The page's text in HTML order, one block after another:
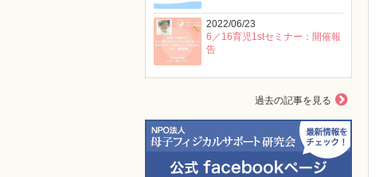
2022/06/23
6／16育児1stセミナー：開催報
告
過去の記事を見る